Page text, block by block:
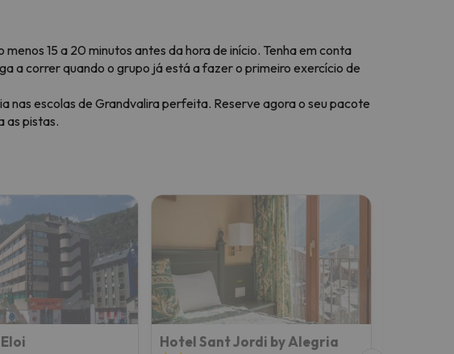
15 a 20 minutos antes da hora de início. Tenha em conta
a correr quando o grupo já está a fazer o primeiro exercício de
nas escolas de Grandvalira perfeita. Reserve agora o seu pacote
as pistas.
Hotel Sant Jordi by Alegria